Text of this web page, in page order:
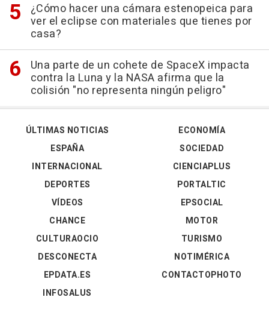
¿Cómo hacer una cámara estenopeica para
ver el eclipse con materiales que tienes por
casa?
Una parte de un cohete de SpaceX impacta
contra la Luna y la NASA afirma que la
colisión "no representa ningún peligro"
ÚLTIMAS NOTICIAS
ESPAÑA
INTERNACIONAL
DEPORTES
VÍDEOS
ECONOMÍA
SOCIEDAD
CIENCIAPLUS
PORTALTIC
EPSOCIAL
CHANCE
CULTURAOCIO
DESCONECTA
EPDATA.ES
INFOSALUS
MOTOR
TURISMO
NOTIMÉRICA
CONTACTOPHOTO